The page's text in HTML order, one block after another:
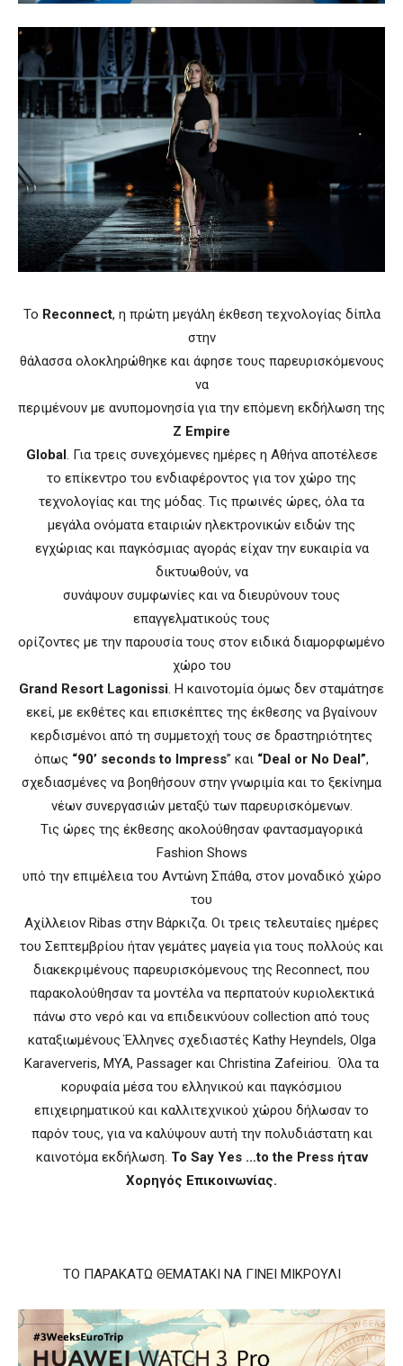
Το Reconnect, η πρώτη μεγάλη έκθεση τεχνολογίας δίπλα
στην
θάλασσα ολοκληρώθηκε και άφησε τους παρευρισκόμενους
να
περιμένουν με ανυπομονησία για την επόμενη εκδήλωση της
Z Empire
Global. Για τρεις συνεχόμενες ημέρες η Αθήνα αποτέλεσε
το επίκεντρο του ενδιαφέροντος για τον χώρο της
τεχνολογίας και της μόδας. Τις πρωινές ώρες, όλα τα
μεγάλα ονόματα εταιριών ηλεκτρονικών ειδών της
εγχώριας και παγκόσμιας αγοράς είχαν την ευκαιρία να
δικτυωθούν, να
συνάψουν συμφωνίες και να διευρύνουν τους
επαγγελματικούς τους
ορίζοντες με την παρουσία τους στον ειδικά διαμορφωμένο
χώρο του
Grand Resort Lagonissi. Η καινοτομία όμως δεν σταμάτησε
εκεί, με εκθέτες και επισκέπτες της έκθεσης να βγαίνουν
κερδισμένοι από τη συμμετοχή τους σε δραστηριότητες
όπως “90’ seconds to Impress” και “Deal or No Deal”,
σχεδιασμένες να βοηθήσουν στην γνωριμία και το ξεκίνημα
νέων συνεργασιών μεταξύ των παρευρισκόμενων.
Τις ώρες της έκθεσης ακολούθησαν φαντασμαγορικά
Fashion Shows
υπό την επιμέλεια του Αντώνη Σπάθα, στον μοναδικό χώρο
του
Αχίλλειον Ribas στην Βάρκιζα. Οι τρεις τελευταίες ημέρες
του Σεπτεμβρίου ήταν γεμάτες μαγεία για τους πολλούς και
διακεκριμένους παρευρισκόμενους της Reconnect, που
παρακολούθησαν τα μοντέλα να περπατούν κυριολεκτικά
πάνω στο νερό και να επιδεικνύουν collection από τους
καταξιωμένους Έλληνες σχεδιαστές Kathy Heyndels, Olga
Karaververis, MYA, Passager και Christina Zafeiriou. Όλα τα
κορυφαία μέσα του ελληνικού και παγκόσμιου
επιχειρηματικού και καλλιτεχνικού χώρου δήλωσαν το
παρόν τους, για να καλύψουν αυτή την πολυδιάστατη και
καινοτόμα εκδήλωση. Το Say Yes …to the Press ήταν
Χορηγός Επικοινωνίας.
ΤΟ ΠΑΡΑΚΑΤΩ ΘΕΜΑΤΑΚΙ ΝΑ ΓΙΝΕΙ ΜΙΚΡΟΥΛΙ